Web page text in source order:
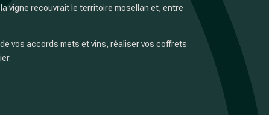
vigne recouvrait le territoire mosellan et, entre
vos accords mets et vins, réaliser vos coffrets